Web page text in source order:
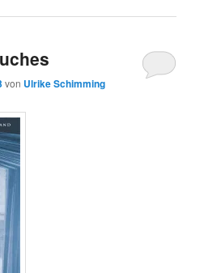
von Ulrike Schimming